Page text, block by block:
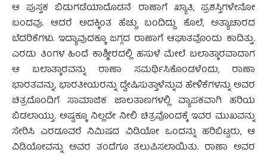
ಆ ಪುಸ್ತಕ ಬಿಡುಗಡೆಯಾದೊಡನೆ ರಾಣಾಗೆ ಖ್ಯಾತಿ, ಪ್ರಶಸ್ತಿಗಳೇನೋ
ಬಂದವು. ಆದರೆ ಅದಕ್ಕಿಂತ ಹೆಚ್ಚು ಬಂದಿದ್ದು ಕೊಲೆ, ಅತ್ಯಾಚಾರದ
ಬೆದರಿಕೆಗಳು. ಇದ್ಯಾವುದಕ್ಕೂ ಜಗ್ಗದ ರಾಣಾಗೆ ಆಘಾತವೊಂದು ಕಾದಿತ್ತು.
ಎರಡು ತಿಂಗಳ ಹಿಂದೆ ಕಾಶ್ಮೀರದಲ್ಲಿ ಹಸುಳೆ ಮೇಲೆ ಬಲಾತ್ಕಾರವಾದಾಗ
ಆ ಬಲಾತ್ಕಾರವನ್ನು ರಾಣಾ ಸಮರ್ಥಿಸಿಕೊಂಡಳೆಂದು, ರಾಣಾ
ಭಾರತವನ್ನು, ಭಾರತೀಯರನ್ನು ದ್ವೇಷಿಸುತ್ತಾಳೆನ್ನುವ ಹೇಳಿಕೆಗಳನ್ನು ಅವರ
ಚಿತ್ರದೊಂದಿಗೆ ಸಾಮಾಜಿಕ ಜಾಲತಾಣಗಳಲ್ಲಿ ವ್ಯಾಪಕವಾಗಿ ಹರಿಯ
ಬಿಡಲಾಯ್ತು. ಅಷ್ಟಕ್ಕೂ ನಿಲ್ಲದೇ ನೀಲಿ ಚಿತ್ರವೊಂದಕ್ಕೆ ಇವರ ಮುಖವನ್ನು
ಸೇರಿಸಿ ಎರಡೂವರೆ ನಿಮಿಷದ ವಿಡಿಯೋ ಒಂದನ್ನು ಹರಿಬಿಟ್ಟರು, ಆ
ವಿಡಿಯೋವನ್ನು ಅವರ ತಂದೆಗೂ ತಲುಪಿಸಲಾಯಿತು. ರಾಣಾ ಅವರ